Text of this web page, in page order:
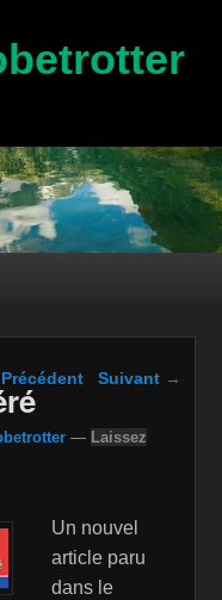
Navigation dans les
Précédent Suivant →
— Laissez
Un nouvel
article paru
dans le